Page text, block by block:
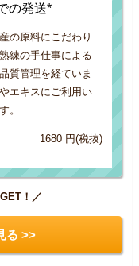
の発送*
の原料にこだわり
練の手仕事による
質管理を経ていま
エキスにご利用い
。
1680 円(税抜)
GET！／
る >>